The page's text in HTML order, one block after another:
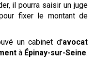
il pourra saisir un juge
fixer le montant de
un cabinet d'avocat
à Épinay-sur-Seine.